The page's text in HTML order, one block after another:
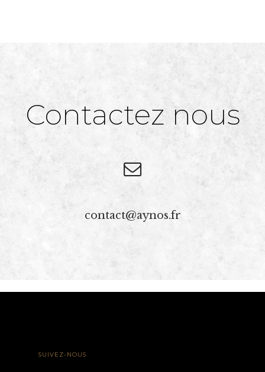
Contactez nous
contact@aynos.fr
SUIVEZ-NOUS